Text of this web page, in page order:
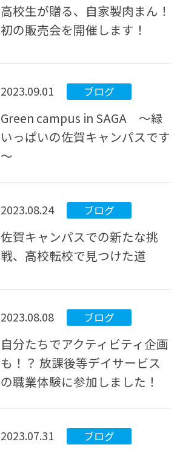
高校生が贈る、自家製肉まん！
初の販売会を開催します！
2023.09.01 ブログ
Green campus in SAGA ～緑
いっぱいの佐賀キャンパスです
～
2023.08.24 ブログ
佐賀キャンパスでの新たな挑
戦、高校転校で見つけた道
2023.08.08 ブログ
自分たちでアクティビティ企画
も！？ 放課後等デイサービス
の職業体験に参加しました！
2023.07.31 ブログ